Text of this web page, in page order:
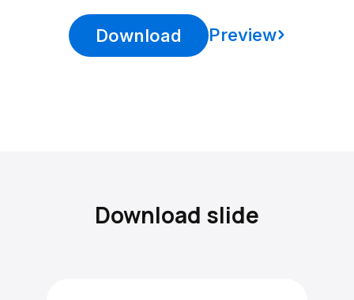
Download Preview
Download slide